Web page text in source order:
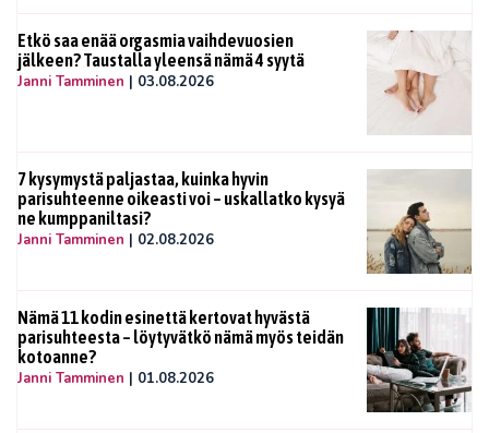
Etkö saa enää orgasmia vaihdevuosien
jälkeen? Taustalla yleensä nämä 4 syytä
Janni Tamminen | 03.08.2026
7 kysymystä paljastaa, kuinka hyvin
parisuhteenne oikeasti voi – uskallatko kysyä
ne kumppaniltasi?
Janni Tamminen | 02.08.2026
Nämä 11 kodin esinettä kertovat hyvästä
parisuhteesta – löytyvätkö nämä myös teidän
kotoanne?
Janni Tamminen | 01.08.2026